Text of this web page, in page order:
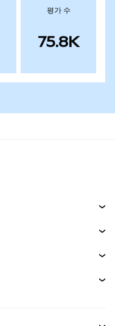
평가 수
75.8K